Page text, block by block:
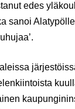
edes
sanoi